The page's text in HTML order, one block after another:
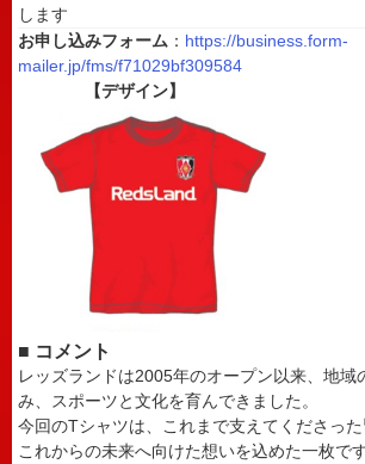
します
お申し込みフォーム ： https://business.form-
mailer.jp/fms/f71029bf309584
【デザイン】
■ コメント
レッズランドは2005年のオープン以来、地域
み、スポーツと文化を育んできました。
今回のTシャツは、これまで支えてくださった
これからの未来へ向けた想いを込めた一枚です